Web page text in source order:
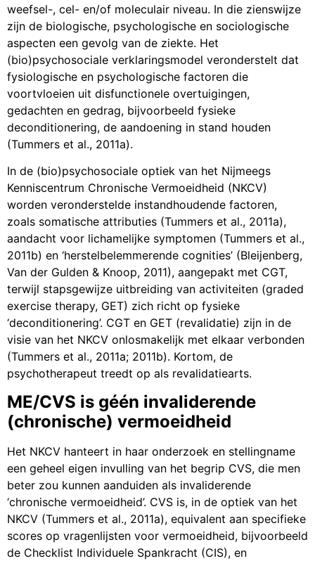
weefsel-, cel- en/of moleculair niveau. In die zienswijze
zijn de biologische, psychologische en sociologische
aspecten een gevolg van de ziekte. Het
(bio)psychosociale verklaringsmodel veronderstelt dat
fysiologische en psychologische factoren die
voortvloeien uit disfunctionele overtuigingen,
gedachten en gedrag, bijvoorbeeld fysieke
deconditionering, de aandoening in stand houden
(Tummers et al., 2011a).
In de (bio)psychosociale optiek van het Nijmeegs
Kenniscentrum Chronische Vermoeidheid (NKCV)
worden veronderstelde instandhoudende factoren,
zoals somatische attributies (Tummers et al., 2011a),
aandacht voor lichamelijke symptomen (Tummers et al.,
2011b) en ‘herstelbelemmerende cognities’ (Bleijenberg,
Van der Gulden & Knoop, 2011), aangepakt met CGT,
terwijl stapsgewijze uitbreiding van activiteiten (graded
exercise therapy, GET) zich richt op fysieke
‘deconditionering’. CGT en GET (revalidatie) zijn in de
visie van het NKCV onlosmakelijk met elkaar verbonden
(Tummers et al., 2011a; 2011b). Kortom, de
psychotherapeut treedt op als revalidatiearts.
ME/CVS is géén invaliderende
(chronische) vermoeidheid
Het NKCV hanteert in haar onderzoek en stellingname
een geheel eigen invulling van het begrip CVS, die men
beter zou kunnen aanduiden als invaliderende
‘chronische vermoeidheid’. CVS is, in de optiek van het
NKCV (Tummers et al., 2011a), equivalent aan specifieke
scores op vragenlijsten voor vermoeidheid, bijvoorbeeld
de Checklist Individuele Spankracht (CIS), en